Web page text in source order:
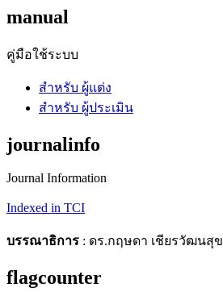
manual
คู่มือใช้ระบบ
สำหรับ ผู้แต่ง
สำหรับ ผู้ประเมิน
journalinfo
Journal Information
Indexed in TCI
บรรณาธิการ : ดร.กฤษดา เชียรวัฒนสุข
flagcounter